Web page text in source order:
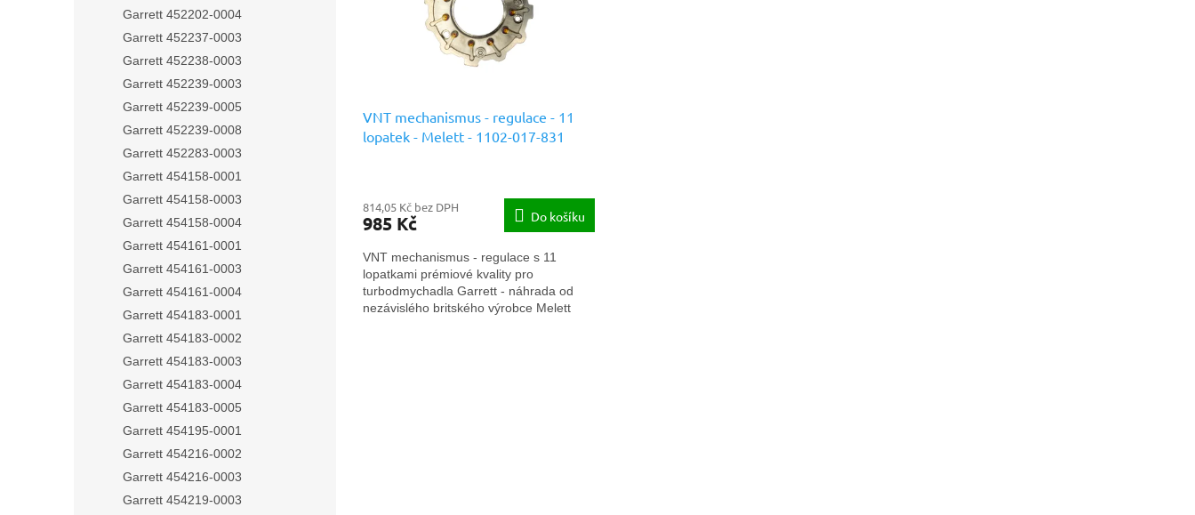
Garrett 452202-0004
Garrett 452237-0003
Garrett 452238-0003
Garrett 452239-0003
Garrett 452239-0005
Garrett 452239-0008
Garrett 452283-0003
Garrett 454158-0001
Garrett 454158-0003
Garrett 454158-0004
Garrett 454161-0001
Garrett 454161-0003
Garrett 454161-0004
Garrett 454183-0001
Garrett 454183-0002
Garrett 454183-0003
Garrett 454183-0004
Garrett 454183-0005
Garrett 454195-0001
Garrett 454216-0002
Garrett 454216-0003
Garrett 454219-0003
VNT mechanismus - regulace - 11
lopatek - Melett - 1102-017-831
814,05 Kč bez DPH
985 Kč Do košíku
VNT mechanismus - regulace s 11
lopatkami prémiové kvality pro
turbodmychadla Garrett - náhrada od
nezávislého britského výrobce Melett